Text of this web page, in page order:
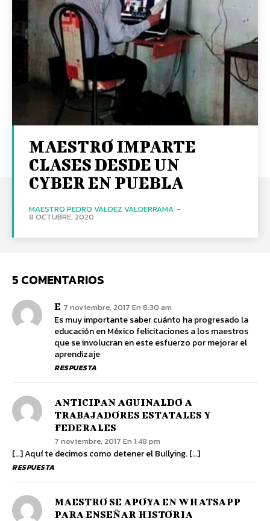
MAESTRO IMPARTE
CLASES DESDE UN
CYBER EN PUEBLA
MAESTRO PEDRO VALDEZ VALDERRAMA -
8 OCTUBRE, 2020
5 COMENTARIOS
E 7 noviembre, 2017 En 8:30 am
Es muy importante saber cuánto ha progresado la
educación en México felicitaciones a los maestros
que se involucran en este esfuerzo por mejorar el
aprendizaje
RESPUESTA
ANTICIPAN AGUINALDO A
TRABAJADORES ESTATALES Y
FEDERALES
7 noviembre, 2017 En 1:48 pm
[…] Aquí te decimos como detener el Bullying. […]
RESPUESTA
MAESTRO SE APOYA EN WHATSAPP
PARA ENSEÑAR HISTORIA